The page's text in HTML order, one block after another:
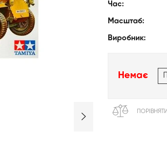
Час:
Масштаб:
Виробник:
Немає
ПОРІВНЯТИ